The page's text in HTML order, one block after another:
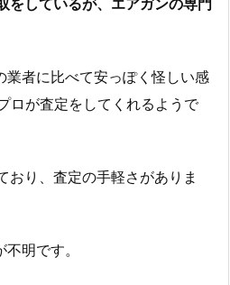
をしているが、エアガンの専門
業者に比べて安っぽく怪しい感
ロが査定をしてくれるようで
おり、査定の手軽さがありま
明です。